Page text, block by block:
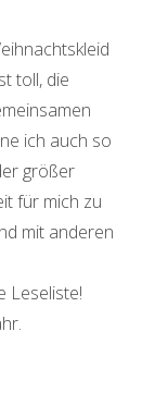
toll, die
ich auch so
größer
für mich zu
mit anderen
Leseliste!